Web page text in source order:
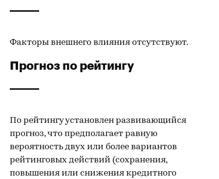
Факторы внешнего влияния отсутствуют.
Прогноз по рейтингу
По рейтингу установлен развивающийся
прогноз, что предполагает равную
вероятность двух или более вариантов
рейтинговых действий (сохранения,
повышения или снижения кредитного